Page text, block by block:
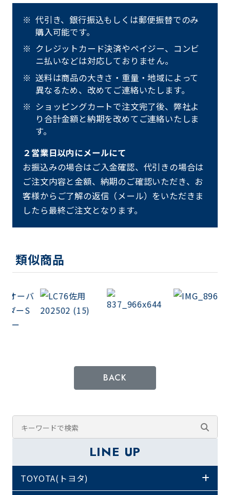
代引き、銀行振込もしくは郵便振替でのみ
購入可能です。
クレジットカード決済やペイジー、コンビ
ニ払いなどは対応しておりません。
送料は商品の大きさ・重量・地域によって
異なるため、改めてご連絡いたします。
ショッピングカートで注文完了後、弊社よ
り合計金額と納期を改めてご連絡いたしま
す。
２営業日以内にメールにて
お振込みの場合はご入金確認、代引きの場合は
ご注文内容と金額、納期のご確認いただき、お
客様からご了解の返信（メール）をいただきま
したら最終ご注文となります。
類似商品
BACK
LINE UP
TOYOTA(トヨタ)